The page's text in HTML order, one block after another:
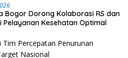
Bogor Dorong Kolaborasi RS dan
Pelayanan Kesehatan Optimal